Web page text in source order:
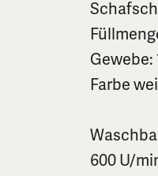
Gewebe:
Farbe
600 U/